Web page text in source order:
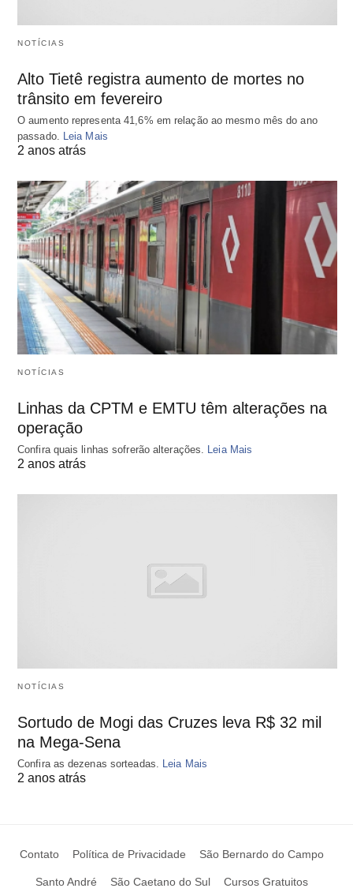
NOTÍCIAS
Alto Tietê registra aumento de mortes no
trânsito em fevereiro
O aumento representa 41,6% em relação ao mesmo mês do ano
passado.
Leia Mais
2 anos atrás
NOTÍCIAS
Linhas da CPTM e EMTU têm alterações na
operação
Confira quais linhas sofrerão alterações. Leia Mais
2 anos atrás
NOTÍCIAS
Sortudo de Mogi das Cruzes leva R$ 32 mil
na Mega-Sena
Confira as dezenas sorteadas. Leia Mais
2 anos atrás
Contato Política de Privacidade São Bernardo do Campo
Santo André São Caetano do Sul Cursos Gratuitos